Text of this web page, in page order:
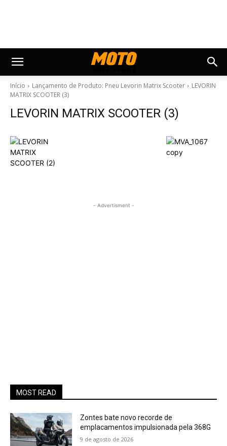
Início Lançamento de Produto: Pneu Levorin Matrix Scooter
LEVORIN
MATRIX SCOOTER (3)
LEVORIN MATRIX SCOOTER (3)
- Advertisment -
MOST READ
Zontes bate novo recorde de
emplacamentos impulsionada pela 368G
9 de agosto de 2026